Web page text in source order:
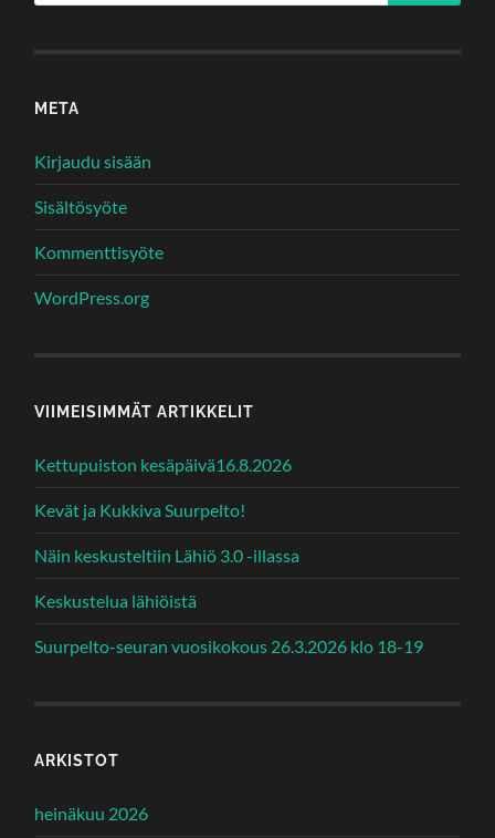
META
Kirjaudu sisään
Sisältösyöte
Kommenttisyöte
WordPress.org
VIIMEISIMMÄT ARTIKKELIT
Kettupuiston kesäpäivä16.8.2026
Kevät ja Kukkiva Suurpelto!
Näin keskusteltiin Lähiö 3.0 -illassa
Keskustelua lähiöistä
Suurpelto-seuran vuosikokous 26.3.2026 klo 18-19
ARKISTOT
heinäkuu 2026